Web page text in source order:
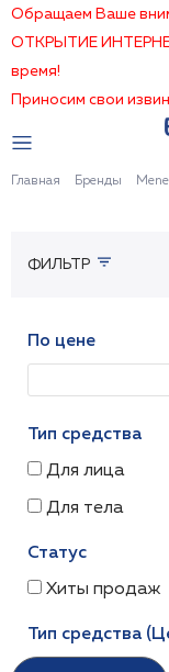
Обращаем Ваше
ОТКРЫТИЕ
время!
Приносим свои
Главная Бренды
ФИЛЬТР
По цене
Тип средства
Для лица
Для тела
Статус
Хиты продаж
Тип средства